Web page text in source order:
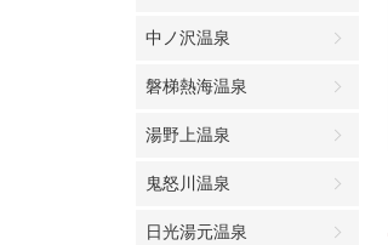
中ノ沢温泉
磐梯熱海温泉
湯野上温泉
鬼怒川温泉
日光湯元温泉